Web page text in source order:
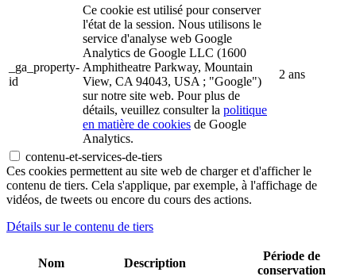
_ga_property-
id
Ce cookie est utilisé pour conserver
l'état de la session. Nous utilisons le
service d'analyse web Google
Analytics de Google LLC (1600
Amphitheatre Parkway, Mountain
View, CA 94043, USA ; "Google")
sur notre site web. Pour plus de
détails, veuillez consulter la politique
en matière de cookies de Google
Analytics.
2 ans
contenu-et-services-de-tiers
Ces cookies permettent au site web de charger et d'afficher le
contenu de tiers. Cela s'applique, par exemple, à l'affichage de
vidéos, de tweets ou encore du cours des actions.
Détails sur le contenu de tiers
Nom Description
Période de
conservation